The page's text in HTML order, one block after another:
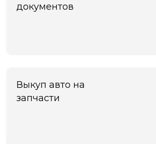
документов
Выкуп авто на
запчасти